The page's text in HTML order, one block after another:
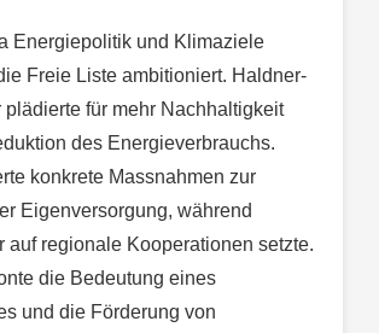
Energiepolitik und Klimaziele
Freie Liste ambitioniert. Haldner-
plädierte für mehr Nachhaltigkeit
des Energieverbrauchs.
konkrete Massnahmen zur
Eigenversorgung, während
auf regionale Kooperationen setzte.
die Bedeutung eines
und die Förderung von